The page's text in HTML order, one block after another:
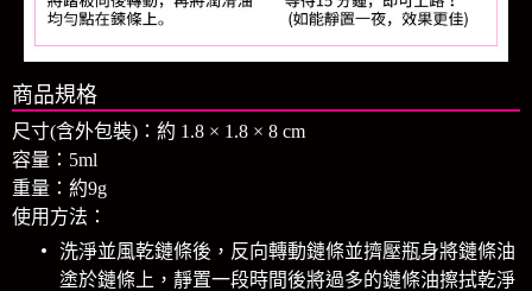
商品規格
尺寸(含外包裝)：約 1.8 × 1.8 × 8 cm
容量：5ml
重量：約9g
使用方法：
洗淨並風乾鏈條後，反向轉動鏈條並擠壓瓶身將鏈條油
塗於鏈條上，靜置一段時間後將過多的鏈條油擦拭乾淨